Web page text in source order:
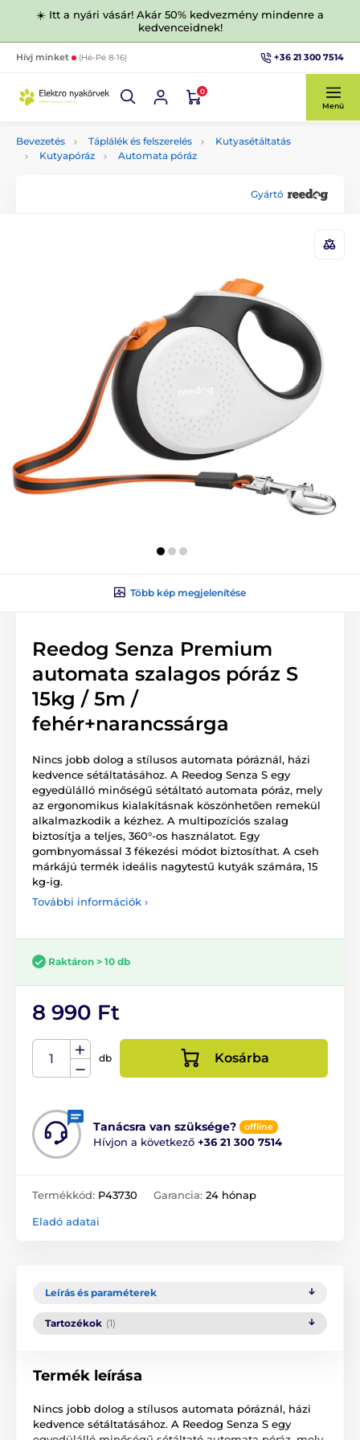
☀️ Itt a nyári vásár! Akár 50% kedvezmény mindenre a
kedvenceidnek!
Hívj minket (Hé-Pé 8-16) +36 21 300 7514
0
Menü
Bevezetés Táplálék és felszerelés
Kutyasétáltatás
Kutyapóráz
Automata póráz
Gyártó
Több kép megjelenítése
Reedog Senza Premium
automata szalagos póráz S
15kg / 5m /
fehér+narancssárga
Nincs jobb dolog a stílusos automata póráznál, házi
kedvence sétáltatásához. A Reedog Senza S egy
egyedülálló minőségű sétáltató automata póráz, mely
az ergonomikus kialakításnak köszönhetően remekül
alkalmazkodik a kézhez. A multipozíciós szalag
biztosítja a teljes, 360°-os használatot. Egy
gombnyomással 3 fékezési módot biztosíthat. A cseh
márkájú termék ideális nagytestű kutyák számára, 15
kg-ig.
További információk ›
Raktáron > 10 db
8 990 Ft
db Kosárba
Tanácsra van szüksége? offline
Hívjon a következő +36 21 300 7514
Termékkód: P43730 Garancia: 24 hónap
Eladó adatai
Leírás és paraméterek
Tartozékok (1)
Termék leírása
Nincs jobb dolog a stílusos automata póráznál, házi
kedvence sétáltatásához. A Reedog Senza S egy